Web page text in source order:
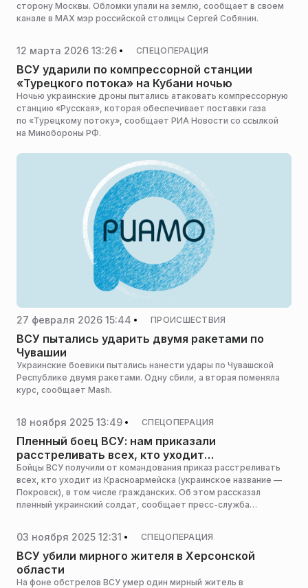
сторону Москвы. Обломки упали на землю, сообщает в своем
канале в MAX мэр российской столицы Сергей Собянин.
12 марта 2026 13:26 СПЕЦОПЕРАЦИЯ
ВСУ ударили по компрессорной станции
«Турецкого потока» на Кубани ночью
Ночью украинские дроны пытались атаковать компрессорную
станцию «Русская», которая обеспечивает поставки газа
по «Турецкому потоку», сообщает РИА Новости со ссылкой
на Минобороны РФ.
27 февраля 2026 15:44 ПРОИСШЕСТВИЯ
ВСУ пытались ударить двумя ракетами по
Чувашии
Украинские боевики пытались нанести удары по Чувашской
Республике двумя ракетами. Одну сбили, а вторая поменяла
курс, сообщает Mash.
18 ноября 2025 13:49 СПЕЦОПЕРАЦИЯ
Пленный боец ВСУ: нам приказали
расстреливать всех, кто уходит
из Красноармейска
Бойцы ВСУ получили от командования приказ расстреливать
всех, кто уходит из Красноармейска (украинское название —
Покровск), в том числе гражданских. Об этом рассказал
пленный украинский солдат, сообщает пресс-служба
03 ноября 2025 12:31 СПЕЦОПЕРАЦИЯ
ВСУ убили мирного жителя в Херсонской
области
На фоне обстрелов ВСУ умер один мирный житель в